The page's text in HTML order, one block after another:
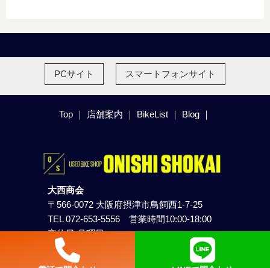
PCサイト スマートフォンサイト
Top ｜ 店舗案内 ｜ BikeList ｜ Blog ｜
大西商会
〒566-0072 大阪府摂津市鳥飼西1-7-25
TEL 072-653-5556 営業時間10:00-18:00
定休日 月曜日